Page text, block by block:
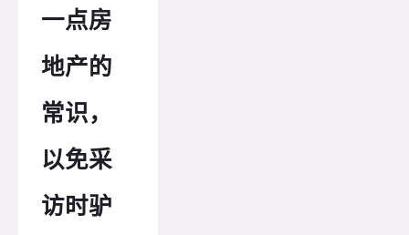
一点房
地产的
常识，
以免采
访时驴